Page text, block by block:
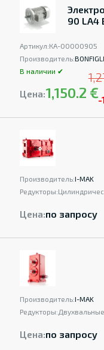
90 LA4
Артикул:КА-00000905
Производитель:
В наличии ✔
Цена:1,150.2 €-
Производитель:I-MAK
Редукторы:
Цена:по запросу
Производитель:I-MAK
Редукторы:
Цена:по запросу